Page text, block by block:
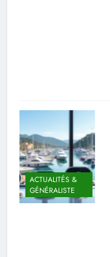
ACTUALITÉS &
GÉNÉRALISTE